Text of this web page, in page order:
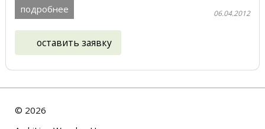
подробнее 06.04.2012
оставить заявку
© 2026